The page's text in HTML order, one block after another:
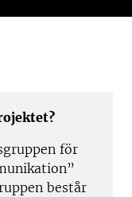
för
består